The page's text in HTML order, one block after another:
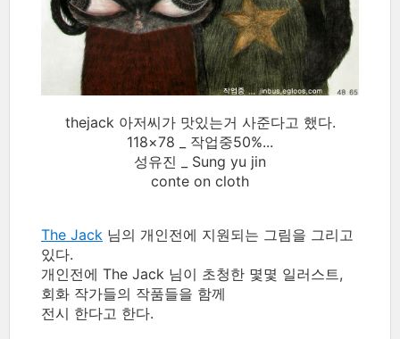
thejack 아저씨가 맛있는거 사준다고 했다.
118×78 _ 작업중50%...
성유진 _ Sung yu jin
conte on cloth
The Jack 님의 개인전에 지원되는 그림을 그리고
있다.
개인전에 The Jack 님이 초청한 몇몇 일러스트,
회화 작가들의 작품들을 함께
전시 한다고 한다.